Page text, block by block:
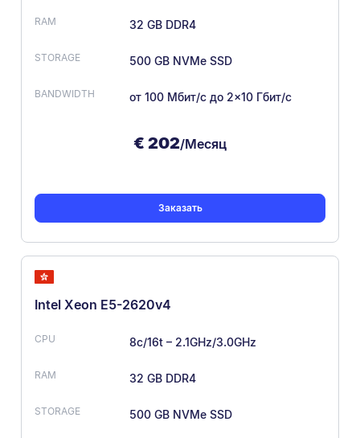
32 GB DDR4
500 GB NVMe SSD
от 100 Мбит/с до 2×10 Гбит/с
€ 202/Месяц
Заказать
Intel Xeon E5-2620v4
8c/16t – 2.1GHz/3.0GHz
32 GB DDR4
500 GB NVMe SSD